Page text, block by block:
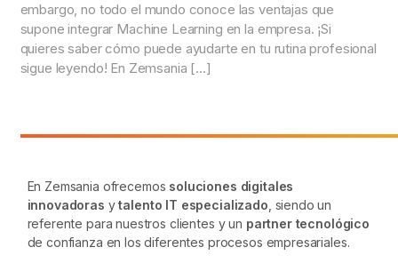
embargo, no todo el mundo conoce las ventajas que
supone integrar Machine Learning en la empresa. ¡Si
quieres saber cómo puede ayudarte en tu rutina profesional
sigue leyendo! En Zemsania […]
En Zemsania ofrecemos soluciones digitales
innovadoras ytalento IT especializado , siendo un
referente para nuestros clientes y un partner tecnológico
de confianza en los diferentes procesos empresariales.